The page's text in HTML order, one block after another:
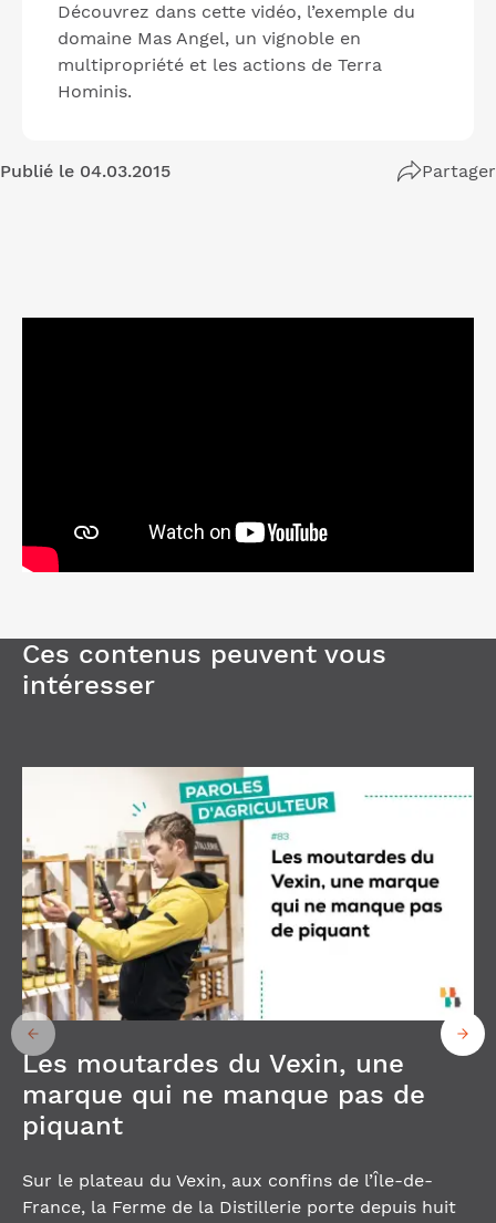
Découvrez dans cette vidéo, l’exemple du
domaine Mas Angel, un vignoble en
multipropriété et les actions de Terra
Hominis.
Publié le 04.03.2015 Partager
Ces contenus peuvent vous
intéresser
Les moutardes du Vexin, une
marque qui ne manque pas de
piquant
Sur le plateau du Vexin, aux confins de l’Île-de-
France, la Ferme de la Distillerie porte depuis huit